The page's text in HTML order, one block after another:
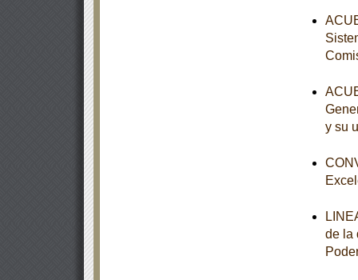
y su
de la